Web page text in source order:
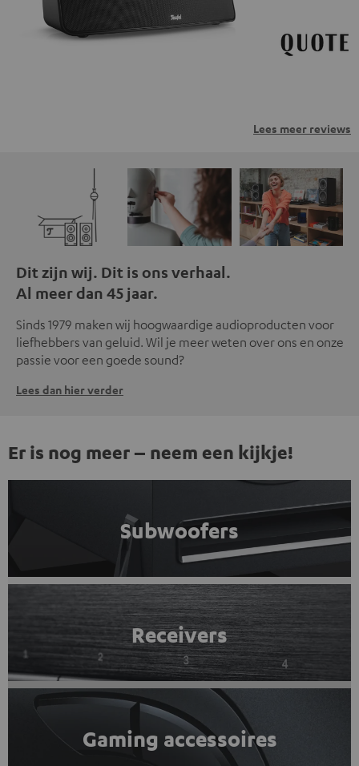
Lees meer reviews
Dit zijn wij. Dit is ons verhaal.
Al meer dan 45 jaar.
Sinds 1979 maken wij hoogwaardige audioproducten voor
liefhebbers van geluid. Wil je meer weten over ons en onze
passie voor een goede sound?
Lees dan hier verder
Er is nog meer – neem een kijkje!
Subwoofers
Receivers
Gaming accessoires